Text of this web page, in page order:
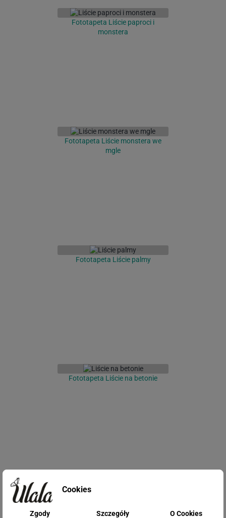
Fototapeta Liście paproci i
monstera
Fototapeta Liście monstera we
mgle
Fototapeta Liście palmy
Fototapeta Liście na betonie
Cookies
Zgody Szczegóły O Cookies